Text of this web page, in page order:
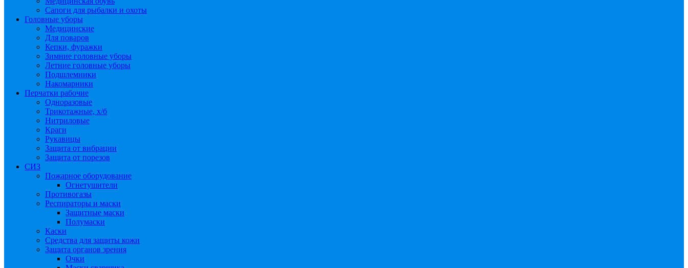
Сапоги для рыбалки и охоты
Головные уборы
Медицинские
Для поваров
Кепки, фуражки
Зимние головные уборы
Летние головные уборы
Подшлемники
Накомарники
Перчатки рабочие
Одноразовые
Трикотажные, х/б
Нитриловые
Краги
Рукавицы
Защита от вибрации
Защита от порезов
СИЗ
Пожарное оборудование
Огнетушители
Противогазы
Респираторы и маски
Защитные маски
Полумаски
Каски
Средства для защиты кожи
Защита органов зрения
Очки